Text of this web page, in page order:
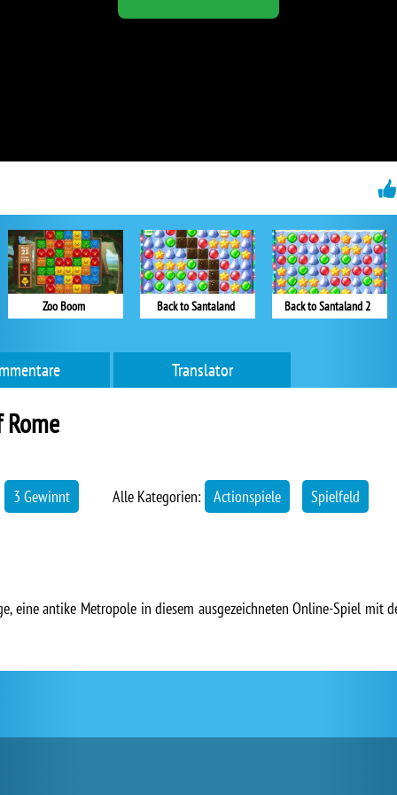
Zoo Boom Back to Santaland Back to Santaland 2
Translator
3 Gewinnt Alle Kategorien: Actionspiele Spielfeld
eine antike Metropole in diesem ausgezeichneten Online-Spiel